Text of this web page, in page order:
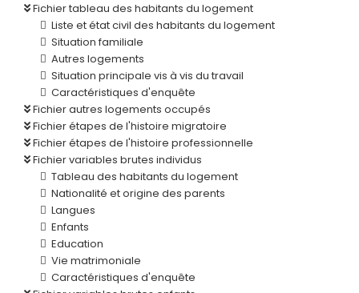
Fichier tableau des habitants du logement
Liste et état civil des habitants du logement
Situation familiale
Autres logements
Situation principale vis à vis du travail
Caractéristiques d'enquête
Fichier autres logements occupés
Fichier étapes de l'histoire migratoire
Fichier étapes de l'histoire professionnelle
Fichier variables brutes individus
Tableau des habitants du logement
Nationalité et origine des parents
Langues
Enfants
Education
Vie matrimoniale
Caractéristiques d'enquête